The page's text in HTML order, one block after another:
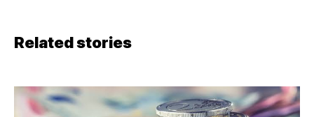
Related stories